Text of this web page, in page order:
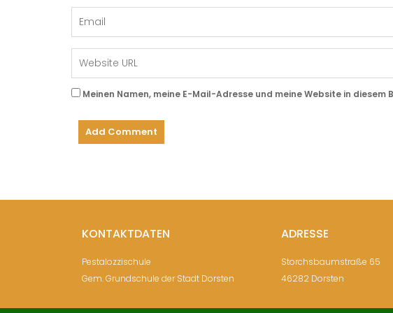
Meinen Namen, meine E-Mail-Adresse und meine Website in
KONTAKTDATEN
Pestalozzischule
Gem. Grundschule der Stadt Dorsten
ADRESSE
Storchsbaumstraße 65
46282 Dorsten